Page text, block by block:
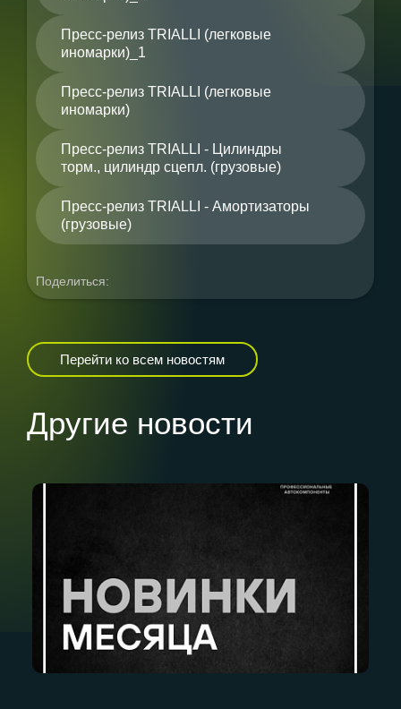
Пресс-релиз TRIALLI (легковые
иномарки)_1
Пресс-релиз TRIALLI (легковые
иномарки)
Пресс-релиз TRIALLI - Цилиндры
торм., цилиндр сцепл. (грузовые)
Пресс-релиз TRIALLI - Амортизаторы
(грузовые)
Поделиться:
Перейти ко всем новостям
Другие новости